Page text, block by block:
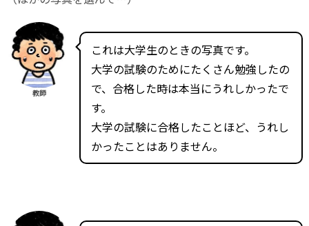
教師
これは大学生のときの写真です。
大学の試験のためにたくさん勉強したの
で、合格した時は本当にうれしかったで
す。
大学の試験に合格したことほど、うれし
かったことはありません。